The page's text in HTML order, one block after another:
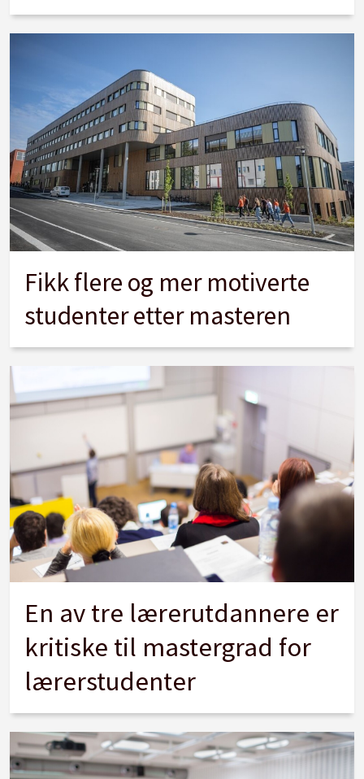
Fikk flere og mer motiverte
studenter etter masteren
En av tre lærerutdannere er
kritiske til mastergrad for
lærerstudenter